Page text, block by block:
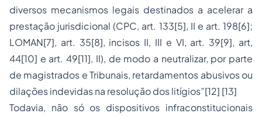
diversos mecanismos legais destinados a acelerar a
prestação jurisdicional (CPC, art. 133[5], II e art. 198[6];
LOMAN[7], art. 35[8], incisos II, III e VI, art. 39[9], art,
44[10] e art. 49[11], II), de modo a neutralizar, por parte
de magistrados e Tribunais, retardamentos abusivos ou
dilações indevidas na resolução dos litígios”[12] [13]
Todavia, não só os dispositivos infraconstitucionais